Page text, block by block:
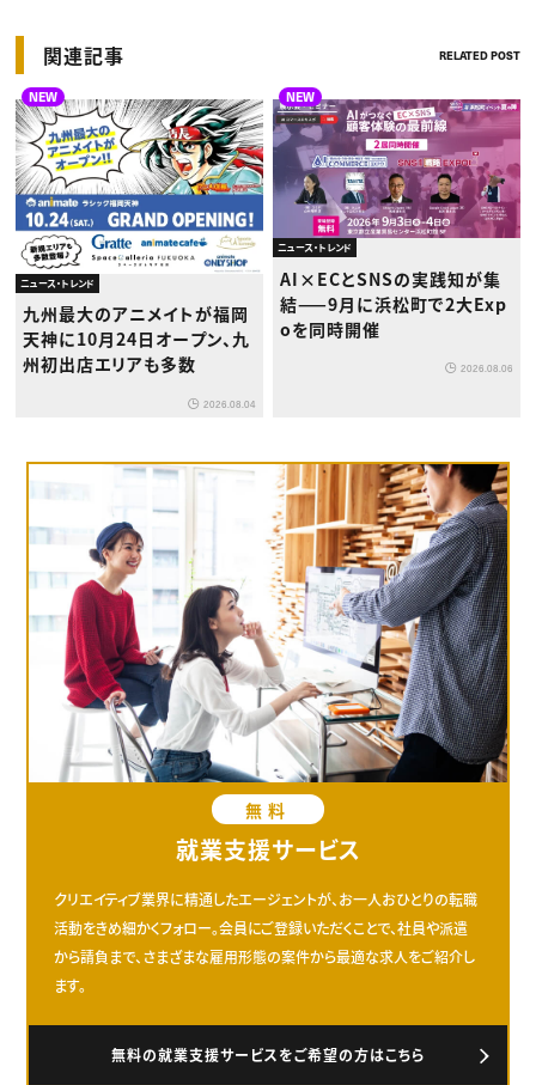
関連記事 RELATED POST
NEW
ニュース・トレンド
九州最大のアニメイトが福岡
天神に10月24日オープン、九
州初出店エリアも多数
2026.08.04
NEW
ニュース・トレンド
AI×ECとSNSの実践知が集
結——9月に浜松町で2大Exp
oを同時開催
2026.08.06
無料
就業支援サービス
クリエイティブ業界に精通したエージェントが、お一人おひとりの転職
活動をきめ細かくフォロー。会員にご登録いただくことで、社員や派遣
から請負まで、さまざまな雇用形態の案件から最適な求人をご紹介し
ます。
無料の就業支援サービスをご希望の方はこちら